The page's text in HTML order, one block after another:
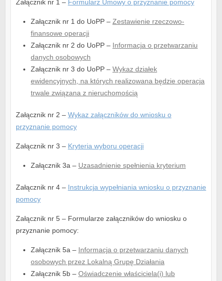
Załącznik nr 1 – Formularz Umowy o przyznanie pomocy
Załącznik nr 1 do UoPP – Zestawienie rzeczowo-
finansowe operacji
Załącznik nr 2 do UoPP – Informacja o przetwarzaniu
danych osobowych
Załącznik nr 3 do UoPP – Wykaz działek
ewidencyjnych, na których realizowana będzie operacja
trwale związana z nieruchomością
Załącznik nr 2 – Wykaz załączników do wniosku o
przyznanie pomocy
Załącznik nr 3 – Kryteria wyboru operacji
Załącznik 3a – Uzasadnienie spełnienia kryterium
Załącznik nr 4 – Instrukcja wypełniania wniosku o przyznanie
pomocy
Załącznik nr 5 – Formularze załączników do wniosku o
przyznanie pomocy:
Załącznik 5a – Informacja o przetwarzaniu danych
osobowych przez Lokalną Grupę Działania
Załącznik 5b – Oświadczenie właściciela(i) lub